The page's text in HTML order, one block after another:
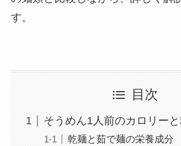
す。
目次
そうめん1人前のカロリー
乾麺と茹で麺の栄養成分